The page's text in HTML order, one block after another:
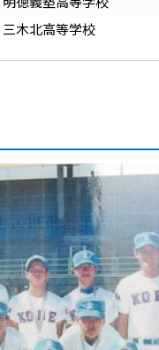
三木北高等学校